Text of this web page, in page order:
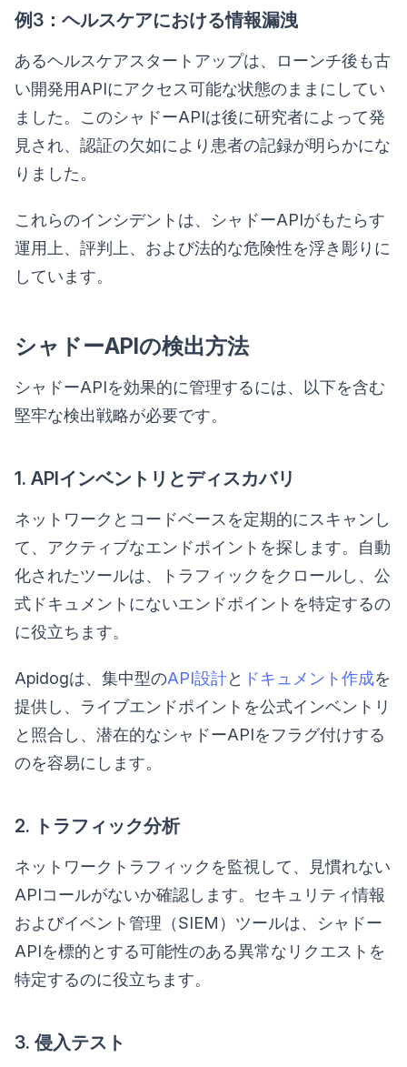
例3：ヘルスケアにおける情報漏洩
あるヘルスケアスタートアップは、ローンチ後も古
い開発用APIにアクセス可能な状態のままにしてい
ました。このシャドーAPIは後に研究者によって発
見され、認証の欠如により患者の記録が明らかにな
りました。
これらのインシデントは、シャドーAPIがもたらす
運用上、評判上、および法的な危険性を浮き彫りに
しています。
シャドーAPIの検出方法
シャドーAPIを効果的に管理するには、以下を含む
堅牢な検出戦略が必要です。
1. APIインベントリとディスカバリ
ネットワークとコードベースを定期的にスキャンし
て、アクティブなエンドポイントを探します。自動
化されたツールは、トラフィックをクロールし、公
式ドキュメントにないエンドポイントを特定するの
に役立ちます。
Apidogは、集中型のAPI設計と ドキュメント作成を
提供し、ライブエンドポイントを公式インベントリ
と照合し、潜在的なシャドーAPIをフラグ付けする
のを容易にします。
2. トラフィック分析
ネットワークトラフィックを監視して、見慣れない
APIコールがないか確認します。セキュリティ情報
およびイベント管理（SIEM）ツールは、シャドー
APIを標的とする可能性のある異常なリクエストを
特定するのに役立ちます。
3. 侵入テスト